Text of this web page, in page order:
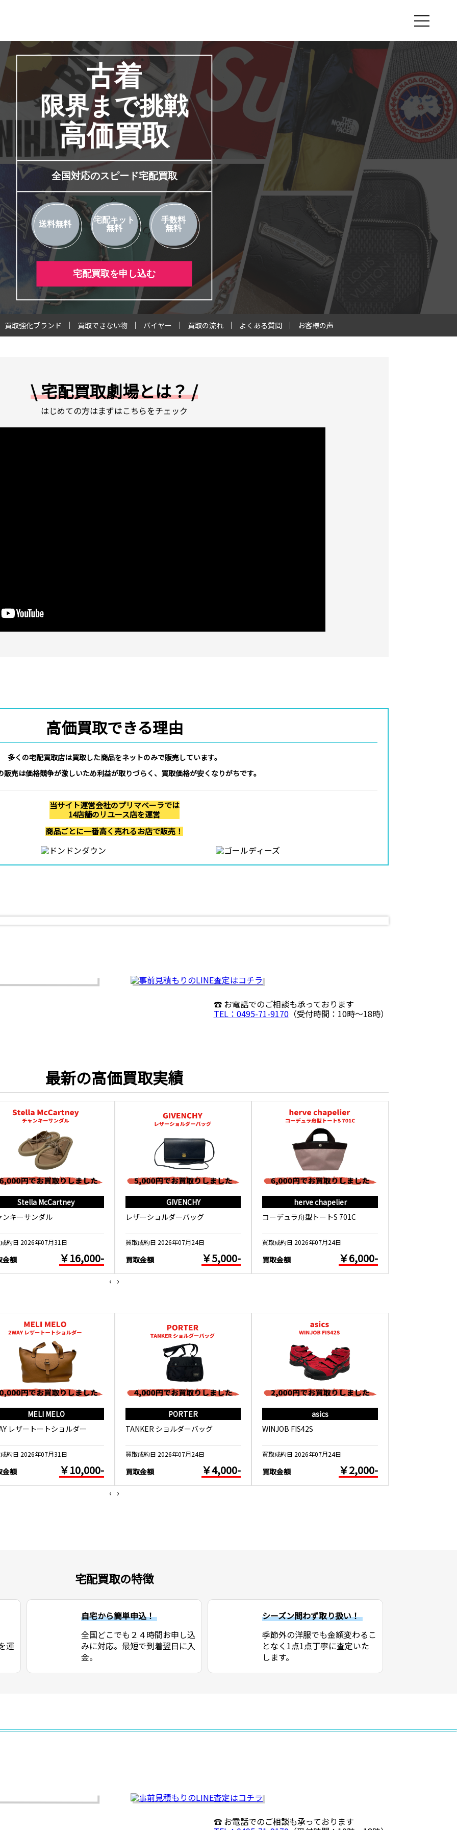
古着
限界まで挑戦
高価買取
全国対応のスピード宅配買取
送料無料
宅配キット
無料
手数料
無料
宅配買取を申し込む
買取強化ブランド 買取できない物 バイヤー 買取の流れ よくある質問 お客様の声
\ 宅配買取劇場とは？ /
はじめての方はまずはこちらをチェック
高価買取できる理由
多くの宅配買取店は買取した商品をネットのみで販売しています。
販売は価格競争が激しいため利益が取りづらく、買取価格が安くなりがちです。
当サイト運営会社のプリマベーラでは
14店舗のリユース店を運営
商品ごとに一番高く売れるお店で販売！
☎ お電話でのご相談も承っております
TEL：0495-71-9170（受付時間：10時〜18時）
最新の高価買取実績
Stella McCartney
ンキーサンダル
約日 2026年07月31日
金額 ￥16,000-
GIVENCHY
レザーショルダーバッグ
買取成約日 2026年07月24日
買取金額 ￥5,000-
herve chapelier
コーデュラ舟型トートS 701C
買取成約日 2026年07月24日
買取金額 ￥6,000-
‹ ›
MELI MELO
レザートートショルダー
約日 2026年07月31日
金額 ￥10,000-
PORTER
TANKER ショルダーバッグ
買取成約日 2026年07月24日
買取金額 ￥4,000-
asics
WINJOB FIS42S
買取成約日 2026年07月24日
買取金額 ￥2,000-
‹ ›
宅配買取の特徴
運
自宅から簡単申込！
全国どこでも２４時間お申し込
みに対応。最短で到着翌日に入
金。
シーズン問わず取り扱い！
季節外の洋服でも金額変わるこ
となく1点1点丁寧に査定いた
します。
☎ お電話でのご相談も承っております